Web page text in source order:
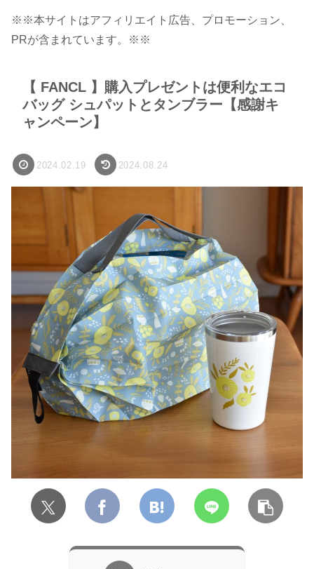
※※本サイトはアフィリエイト広告、プロモーション、
PRが含まれています。※※
【 FANCL 】購入プレゼントは便利なエコ
バッグ シュパットとタンブラー【感謝キ
ャンペーン】
2024.02.19 2024.08.24